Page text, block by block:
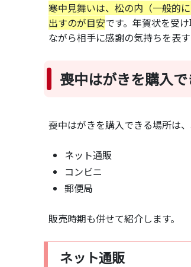
寒中見舞いは、松の内（一般的
出すのが目安です。年賀状を受
ながら相手に感謝の気持ちを表す
喪中はがきを購入
喪中はがきを購入できる場所は、
ネット通販
コンビニ
郵便局
販売時期も併せて紹介します。
ネット通販